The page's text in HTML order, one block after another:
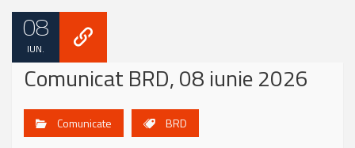
08
IUN.
Comunicat BRD, 08 iunie 2026
Comunicate BRD